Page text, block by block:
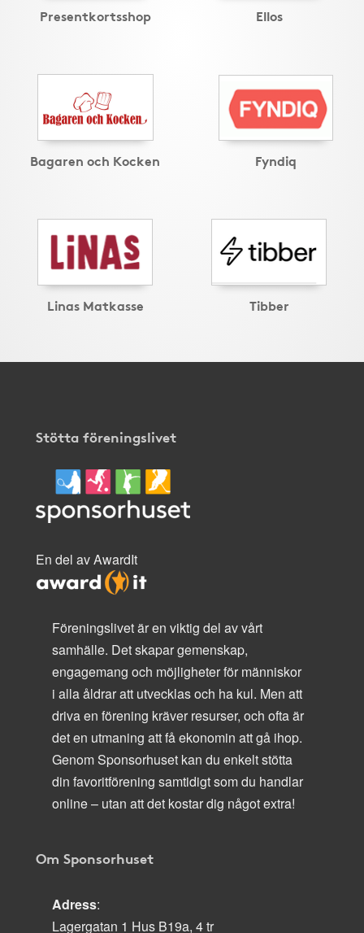
Presentkortsshop Ellos
Bagaren och Kocken Fyndiq
Linas Matkasse Tibber
Stötta föreningslivet
En del av AwardIt
Föreningslivet är en viktig del av vårt
samhälle. Det skapar gemenskap,
engagemang och möjligheter för människor
i alla åldrar att utvecklas och ha kul. Men att
driva en förening kräver resurser, och ofta är
det en utmaning att få ekonomin att gå ihop.
Genom Sponsorhuset kan du enkelt stötta
din favoritförening samtidigt som du handlar
online – utan att det kostar dig något extra!
Om Sponsorhuset
Adress:
Lagergatan 1 Hus B19a, 4 tr